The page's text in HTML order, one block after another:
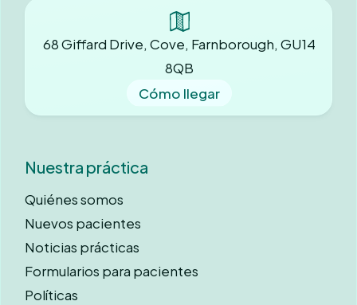
68 Giffard Drive, Cove, Farnborough, GU14
8QB
Cómo llegar
Nuestra práctica
Quiénes somos
Nuevos pacientes
Noticias prácticas
Formularios para pacientes
Políticas